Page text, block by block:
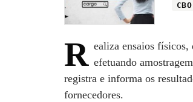
R ealiza ensaios
efetuando
registra e informa os
fornecedores.